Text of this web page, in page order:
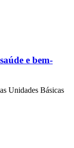
e bem-
Unidades Básicas